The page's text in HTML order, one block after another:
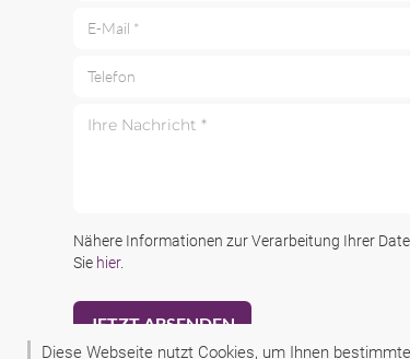
Diese Webseite nutzt Cookies, um Ihnen
E-Mail *
Telefon
Nähere Informationen zur Verarbeitung Ihrer
Sie hier.